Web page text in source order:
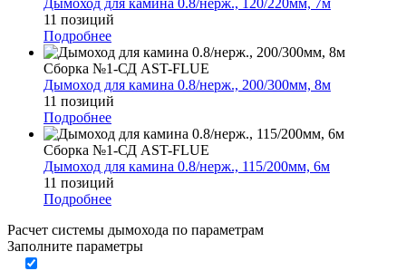
11 позиций
Подробнее
Сборка №1-СД AST-FLUE
Дымоход для камина 0.8/нерж., 200/300мм, 8м
11 позиций
Подробнее
Сборка №1-СД AST-FLUE
Дымоход для камина 0.8/нерж., 115/200мм, 6м
11 позиций
Подробнее
Расчет системы дымохода по параметрам
Заполните параметры